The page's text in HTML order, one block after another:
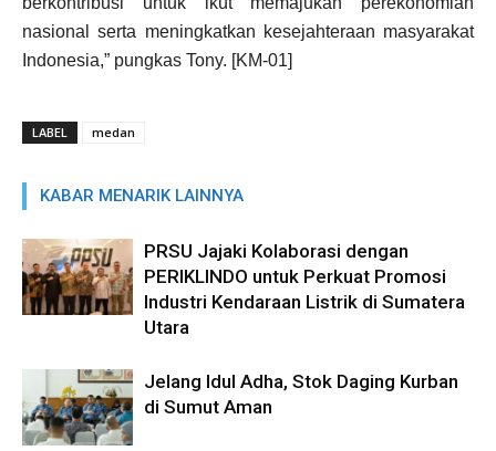
nasional serta meningkatkan kesejahteraan masyarakat
Indonesia,” pungkas Tony. [KM-01]
LABEL medan
KABAR MENARIK LAINNYA
PRSU Jajaki Kolaborasi dengan
PERIKLINDO untuk Perkuat Promosi
Industri Kendaraan Listrik di Sumatera
Utara
Jelang Idul Adha, Stok Daging Kurban
di Sumut Aman